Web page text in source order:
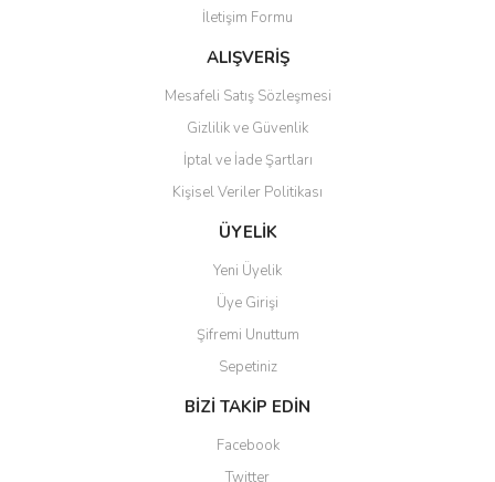
İletişim Formu
ALIŞVERİŞ
Mesafeli Satış Sözleşmesi
Gizlilik ve Güvenlik
İptal ve İade Şartları
Kişisel Veriler Politikası
ÜYELİK
Yeni Üyelik
Üye Girişi
Şifremi Unuttum
Sepetiniz
BİZİ TAKİP EDİN
Facebook
Twitter